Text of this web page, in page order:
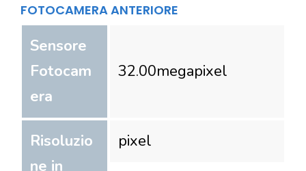
FOTOCAMERA ANTERIORE
Sensore
Fotocam
era
32.00megapixel
Risoluzio
ne in
pixel